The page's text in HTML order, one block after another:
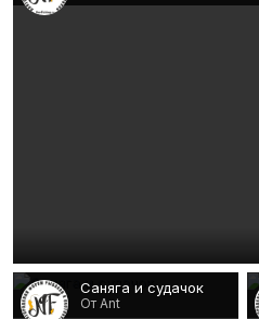
Саняга и судачок
От Ant